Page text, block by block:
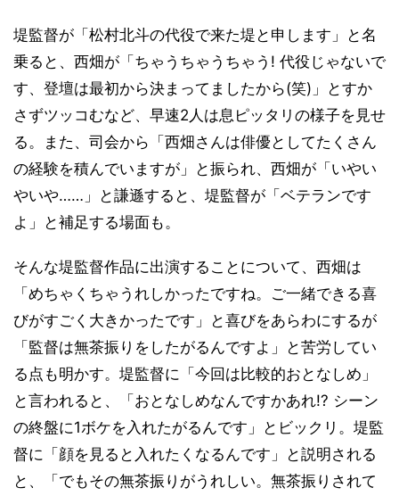
堤監督が「松村北斗の代役で来た堤と申します」と名
乗ると、西畑が「ちゃうちゃうちゃう! 代役じゃないで
す、登壇は最初から決まってましたから(笑)」とすか
さずツッコむなど、早速2人は息ピッタリの様子を見せ
る。また、司会から「西畑さんは俳優としてたくさん
の経験を積んでいますが」と振られ、西畑が「いやい
やいや……」と謙遜すると、堤監督が「ベテランです
よ」と補足する場面も。
そんな堤監督作品に出演することについて、西畑は
「めちゃくちゃうれしかったですね。ご一緒できる喜
びがすごく大きかったです」と喜びをあらわにするが
「監督は無茶振りをしたがるんですよ」と苦労してい
る点も明かす。堤監督に「今回は比較的おとなしめ」
と言われると、「おとなしめなんですかあれ!? シーン
の終盤に1ボケを入れたがるんです」とビックリ。堤監
督に「顔を見ると入れたくなるんです」と説明される
と、「でもその無茶振りがうれしい。無茶振りされて